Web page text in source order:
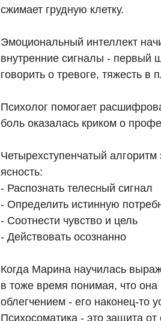
сжимает грудную клетку.
Эмоциональный интеллект
внутренние сигналы - первый
говорить о тревоге, тяжесть в
Психолог помогает
боль оказалась криком о
Четырехступенчатый
ясность:
- Распознать телесный сигнал
- Определить истинную
- Соотнести чувство и цель
- Действовать осознанно
Когда Марина научилась
в тоже время понимая, что она
облегчением - его наконец-то
Психосоматика - это защита